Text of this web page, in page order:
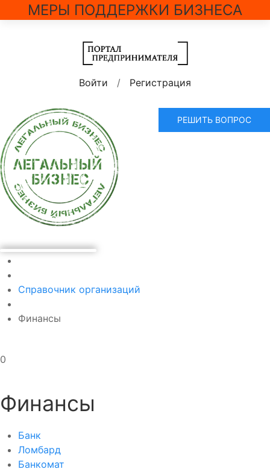
МЕРЫ ПОДДЕРЖКИ БИЗНЕСА
Войти / Регистрация
РЕШИТЬ ВОПРОС
Справочник организаций
Финансы
0
Финансы
Банк
Ломбард
Банкомат